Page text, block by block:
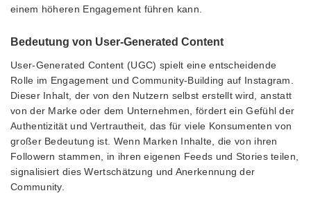
einem höheren Engagement führen kann.
Bedeutung von User-Generated Content
User-Generated Content (UGC) spielt eine entscheidende
Rolle im Engagement und Community-Building auf Instagram.
Dieser Inhalt, der von den Nutzern selbst erstellt wird, anstatt
von der Marke oder dem Unternehmen, fördert ein Gefühl der
Authentizität und Vertrautheit, das für viele Konsumenten von
großer Bedeutung ist. Wenn Marken Inhalte, die von ihren
Followern stammen, in ihren eigenen Feeds und Stories teilen,
signalisiert dies Wertschätzung und Anerkennung der
Community.